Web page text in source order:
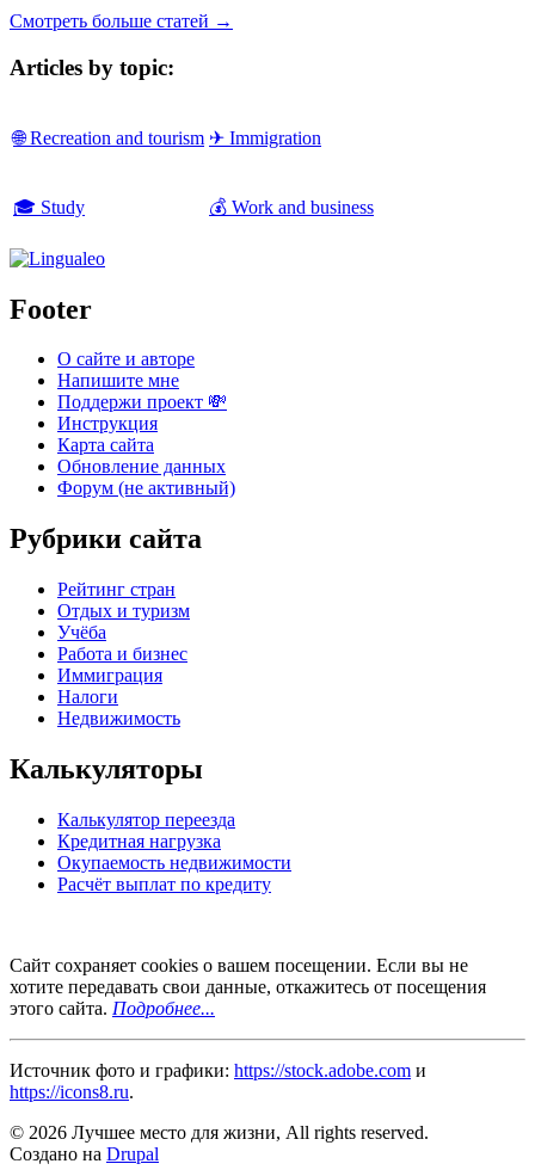
Смотреть больше статей →
Articles by topic:
🌐 Recreation and tourism ✈ Immigration
🎓 Study 💰 Work and business
Footer
О сайте и авторе
Напишите мне
Поддержи проект 💸
Инструкция
Карта сайта
Обновление данных
Форум (не активный)
Рубрики сайта
Рейтинг стран
Отдых и туризм
Учёба
Работа и бизнес
Иммиграция
Налоги
Недвижимость
Калькуляторы
Калькулятор переезда
Кредитная нагрузка
Окупаемость недвижимости
Расчёт выплат по кредиту
Сайт сохраняет cookies о вашем посещении. Если вы не
хотите передавать свои данные, откажитесь от посещения
этого сайта. Подробнее...
Источник фото и графики: https://stock.adobe.com и
https://icons8.ru.
© 2026 Лучшее место для жизни, All rights reserved.
Создано на Drupal